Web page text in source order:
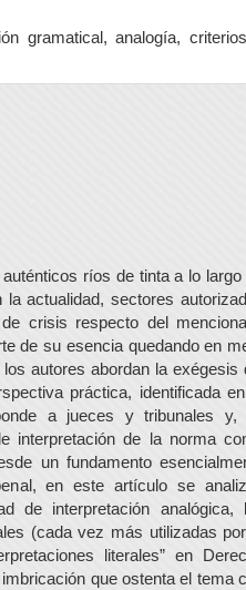
gramatical, analogía, criterios
ríos de tinta a lo largo
actualidad, sectores
crisis respecto del
de su esencia quedando en
autores abordan la exégesis
práctica, identificada
a jueces y tribunales y,
interpretación de la norma
un fundamento
en este artículo se
de interpretación analógica,
(cada vez más utilizadas
literales” en
que ostenta el tema